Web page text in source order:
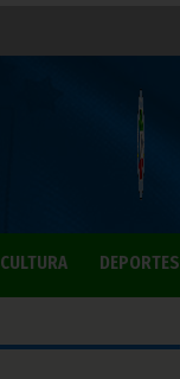
CULTURA DEPORTES